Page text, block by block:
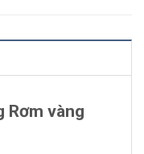
Rơm vàng